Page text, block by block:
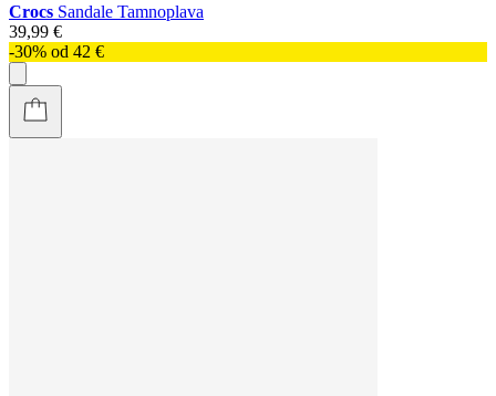
Crocs Sandale Tamnoplava
39,99 €
-30% od 42 €